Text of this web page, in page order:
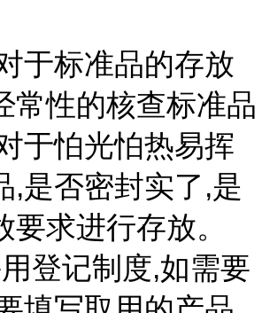
于标准品的存放
常性的核查标准品
于怕光怕热易挥
,是否密封实了,是
要求进行存放。
登记制度,如需要